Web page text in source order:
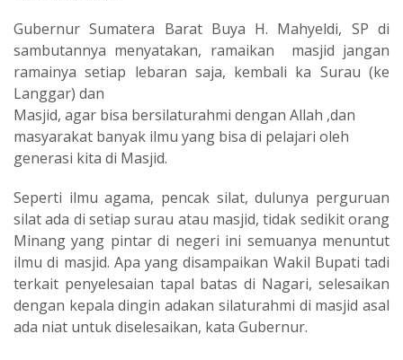
Gubernur Sumatera Barat Buya H. Mahyeldi, SP di
sambutannya menyatakan, ramaikan masjid jangan
ramainya setiap lebaran saja, kembali ka Surau (ke
Langgar) dan
Masjid, agar bisa bersilaturahmi dengan Allah ,dan
masyarakat banyak ilmu yang bisa di pelajari oleh
generasi kita di Masjid.
Seperti ilmu agama, pencak silat, dulunya perguruan
silat ada di setiap surau atau masjid, tidak sedikit orang
Minang yang pintar di negeri ini semuanya menuntut
ilmu di masjid. Apa yang disampaikan Wakil Bupati tadi
terkait penyelesaian tapal batas di Nagari, selesaikan
dengan kepala dingin adakan silaturahmi di masjid asal
ada niat untuk diselesaikan, kata Gubernur.